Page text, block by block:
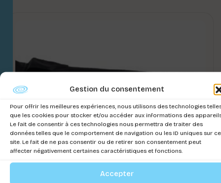
Gestion du consentement
Pour offrir les meilleures expériences, nous utilisons des technologies
que les cookies pour stocker et/ou accéder aux informations des
Le fait de consentir à ces technologies nous permettra de traiter des
données telles que le comportement de navigation ou les ID uniques sur ce
site. Le fait de ne pas consentir ou de retirer son consentement peut
affecter négativement certaines caractéristiques et fonctions.
Accepter